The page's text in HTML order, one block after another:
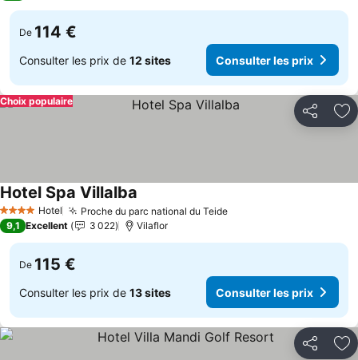
De 114 €
Consulter les prix de 12 sites Consulter les prix
Partager
Choix populaire
4 Étoiles Hotel Proche du parc national du Teide
Hotel Spa Villalba
9,1 Excellent 3 022 Vilaflor
De 115 €
Consulter les prix de 13 sites Consulter les prix
Partager